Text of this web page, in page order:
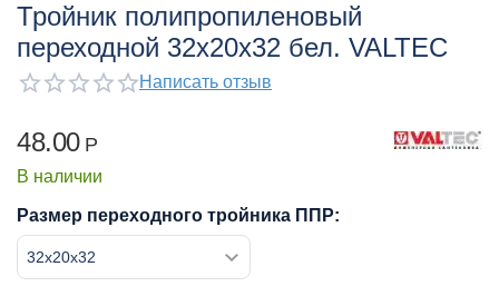
Тройник полипропиленовый
переходной 32x20x32 бел. VALTEC
Написать отзыв
48.00 Р
В наличии
Размер переходного тройника ППР: